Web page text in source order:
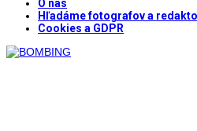
O nás
Hľadáme fotografov a
Cookies a GDPR